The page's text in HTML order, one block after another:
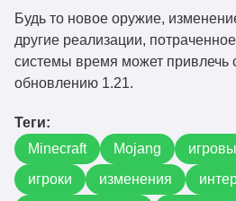
Будь то новое оружие,
другие реализации,
системы время может привлечь
обновлению 1.21.
Теги:
Minecraft
Mojang
игроки
изменения